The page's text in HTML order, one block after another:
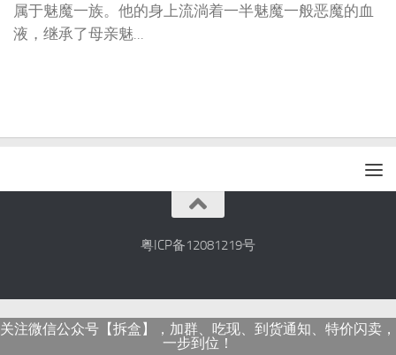
属于魅魔一族。他的身上流淌着一半魅魔一般恶魔的血
液，继承了母亲魅...
粤ICP备12081219号
关注微信公众号【拆盒】，加群、吃现、到货通知、特价闪卖，
一步到位！